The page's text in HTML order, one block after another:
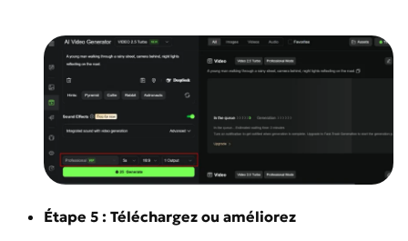
Étape 5 : Téléchargez ou améliorez